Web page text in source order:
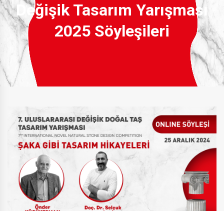
Değişik Tasarım Yarışması
2025 Söyleşileri